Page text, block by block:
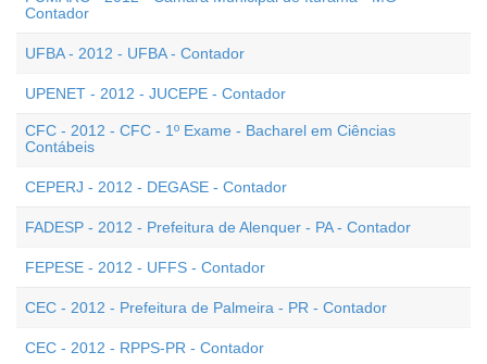
Contador
UFBA - 2012 - UFBA - Contador
UPENET - 2012 - JUCEPE - Contador
CFC - 2012 - CFC - 1º Exame - Bacharel em Ciências
Contábeis
CEPERJ - 2012 - DEGASE - Contador
FADESP - 2012 - Prefeitura de Alenquer - PA - Contador
FEPESE - 2012 - UFFS - Contador
CEC - 2012 - Prefeitura de Palmeira - PR - Contador
CEC - 2012 - RPPS-PR - Contador